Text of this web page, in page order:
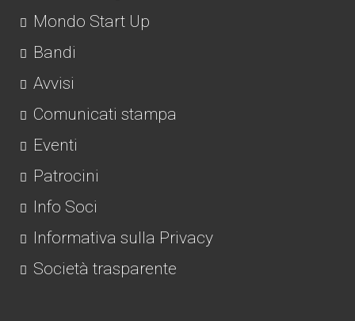
Mondo Start Up
Bandi
Avvisi
Comunicati stampa
Eventi
Patrocini
Info Soci
Informativa sulla Privacy
Società trasparente